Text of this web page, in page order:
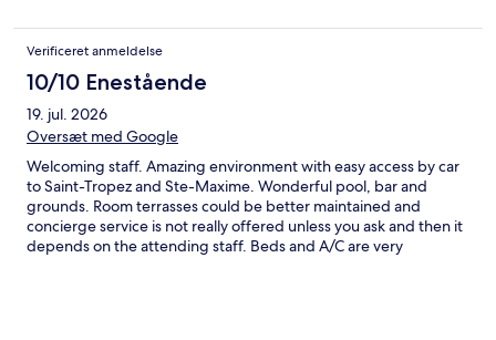
Verificeret anmeldelse
10/10 Enestående
19. jul. 2026
Oversæt med Google
Welcoming staff. Amazing environment with easy access by car
to Saint-Tropez and Ste-Maxime. Wonderful pool, bar and
grounds. Room terrasses could be better maintained and
concierge service is not really offered unless you ask and then it
depends on the attending staff. Beds and A/C are very